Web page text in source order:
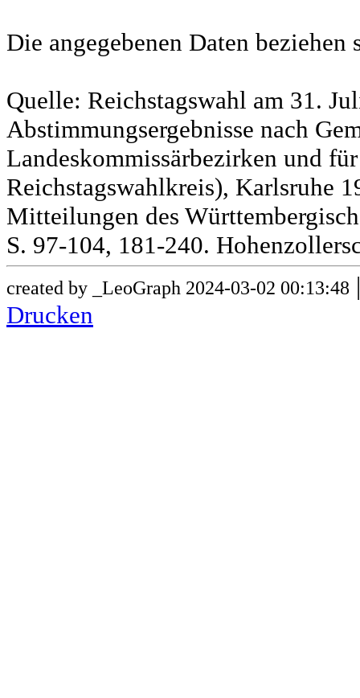
Die angegebenen Daten
Quelle: Reichstagswahl am 31.
Abstimmungsergebnisse nach
Landeskommissärbezirken und
Reichstagswahlkreis), Karlsruhe
Mitteilungen des
S. 97-104, 181-240.
created by _LeoGraph 2024-03-02 00:13:48
Drucken